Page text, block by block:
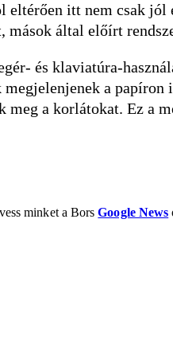
itt nem csak jól
által előírt
és klaviatúra-
a papíron
meg a korlátokat. Ez a
minket a BorsGoogle News